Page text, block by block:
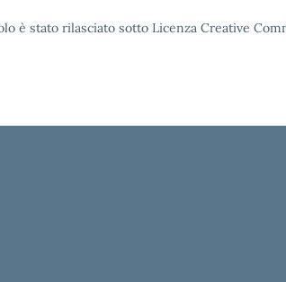
è stato rilasciato sotto Licenza Creative